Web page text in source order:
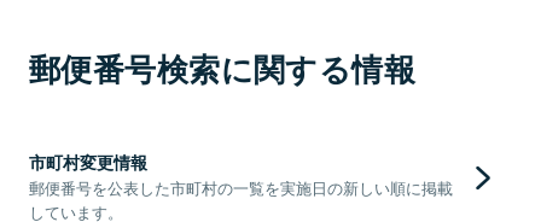
郵便番号検索に関する情報
市町村変更情報
郵便番号を公表した市町村の一覧を実施日の新しい順に掲載
しています。